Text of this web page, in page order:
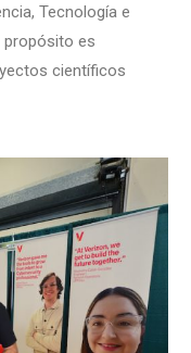
Tecnología e
propósito es
científicos